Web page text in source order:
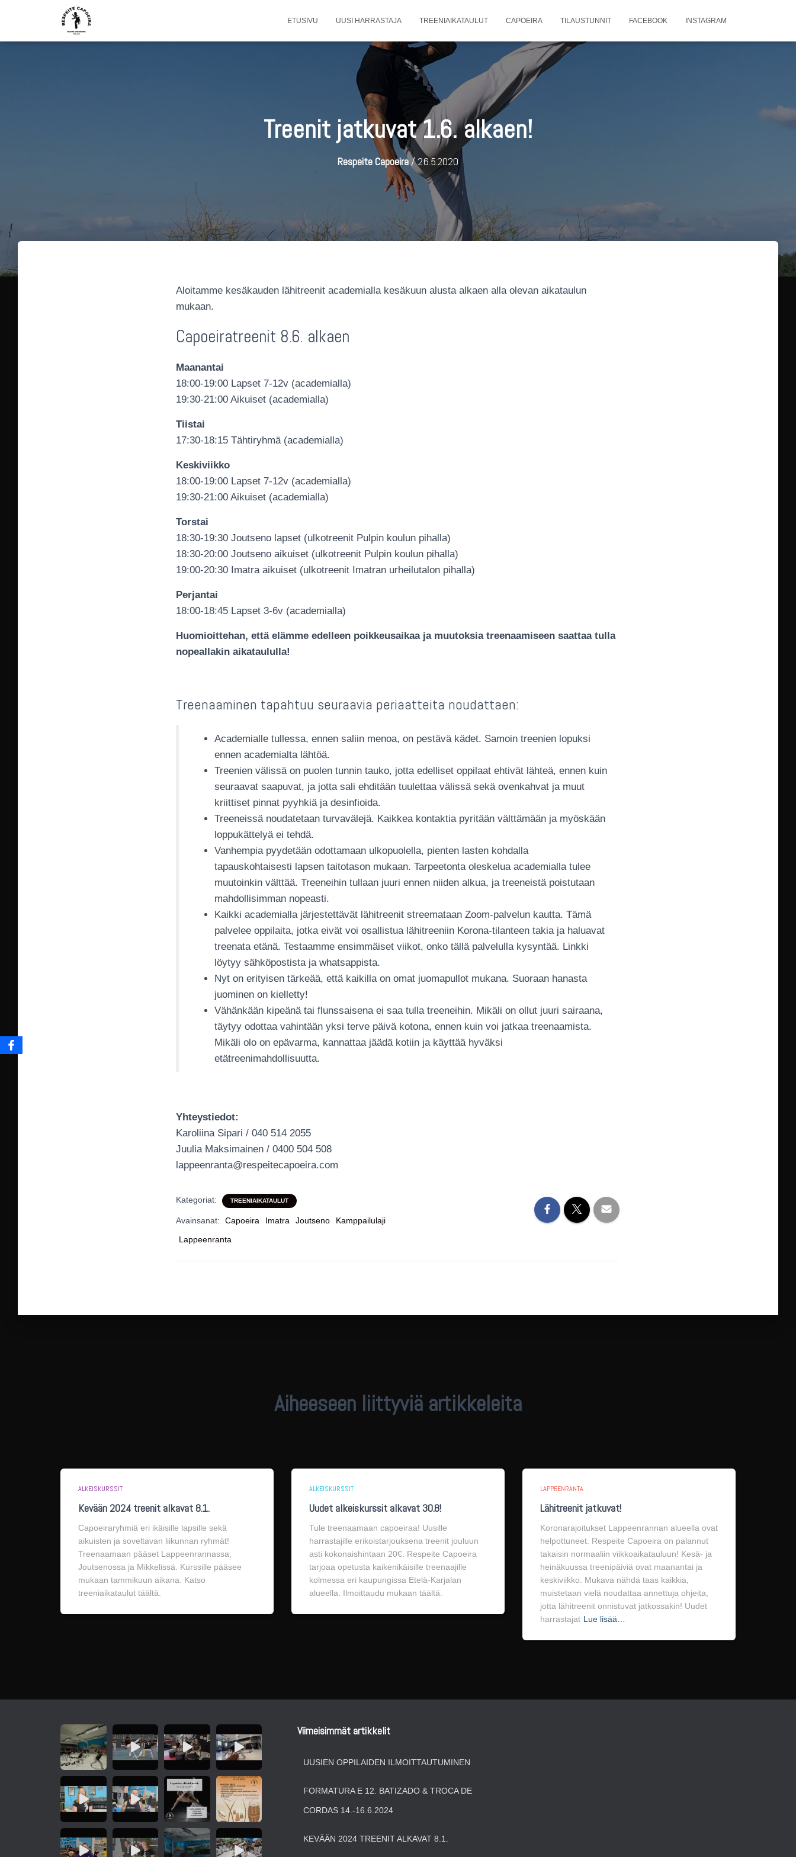
ETUSIVU UUSI HARRASTAJA TREENIAIKATAULUT CAPOEIRA TILAUSTUNNIT FACEBOOK INSTAGRAM
Treenit jatkuvat 1.6. alkaen!
Respeite Capoeira/26.5.2020
Aloitamme kesäkauden lähitreenit academialla kesäkuun alusta alkaen alla olevan aikataulun
mukaan.
Capoeiratreenit 8.6. alkaen
Maanantai
18:00-19:00 Lapset 7-12v (academialla)
19:30-21:00 Aikuiset (academialla)
Tiistai
17:30-18:15 Tähtiryhmä (academialla)
Keskiviikko
18:00-19:00 Lapset 7-12v (academialla)
19:30-21:00 Aikuiset (academialla)
Torstai
18:30-19:30 Joutseno lapset (ulkotreenit Pulpin koulun pihalla)
18:30-20:00 Joutseno aikuiset (ulkotreenit Pulpin koulun pihalla)
19:00-20:30 Imatra aikuiset (ulkotreenit Imatran urheilutalon pihalla)
Perjantai
18:00-18:45 Lapset 3-6v (academialla)
Huomioittehan, että elämme edelleen poikkeusaikaa ja muutoksia treenaamiseen saattaa tulla
nopeallakin aikataululla!
Treenaaminen tapahtuu seuraavia periaatteita noudattaen:
Academialle tullessa, ennen saliin menoa, on pestävä kädet. Samoin treenien lopuksi
ennen academialta lähtöä.
Treenien välissä on puolen tunnin tauko, jotta edelliset oppilaat ehtivät lähteä, ennen kuin
seuraavat saapuvat, ja jotta sali ehditään tuulettaa välissä sekä ovenkahvat ja muut
kriittiset pinnat pyyhkiä ja desinfioida.
Treeneissä noudatetaan turvavälejä. Kaikkea kontaktia pyritään välttämään ja myöskään
loppukättelyä ei tehdä.
Vanhempia pyydetään odottamaan ulkopuolella, pienten lasten kohdalla
tapauskohtaisesti lapsen taitotason mukaan. Tarpeetonta oleskelua academialla tulee
muutoinkin välttää. Treeneihin tullaan juuri ennen niiden alkua, ja treeneistä poistutaan
mahdollisimman nopeasti.
Kaikki academialla järjestettävät lähitreenit streemataan Zoom-palvelun kautta. Tämä
palvelee oppilaita, jotka eivät voi osallistua lähitreeniin Korona-tilanteen takia ja haluavat
treenata etänä. Testaamme ensimmäiset viikot, onko tällä palvelulla kysyntää. Linkki
löytyy sähköpostista ja whatsappista.
Nyt on erityisen tärkeää, että kaikilla on omat juomapullot mukana. Suoraan hanasta
juominen on kielletty!
Vähänkään kipeänä tai flunssaisena ei saa tulla treeneihin. Mikäli on ollut juuri sairaana,
täytyy odottaa vahintään yksi terve päivä kotona, ennen kuin voi jatkaa treenaamista.
Mikäli olo on epävarma, kannattaa jäädä kotiin ja käyttää hyväksi
etätreenimahdollisuutta.
Yhteystiedot:
Karoliina Sipari / 040 514 2055
Juulia Maksimainen / 0400 504 508
lappeenranta@respeitecapoeira.com
Kategoriat: TREENIAIKATAULUT
Avainsanat: Capoeira Imatra Joutseno
Kamppailulaji
Lappeenranta
Aiheeseen liittyviä artikkeleita
ALKEISKURSSIT
Kevään 2024 treenit alkavat 8.1.
Capoeiraryhmiä eri ikäisille lapsille sekä
aikuisten ja soveltavan liikunnan ryhmät!
Treenaamaan pääset Lappeenrannassa,
Joutsenossa ja Mikkelissä. Kurssille pääsee
mukaan tammikuun aikana. Katso
treeniaikataulut täältä.
ALKEISKURSSIT
Uudet alkeiskurssit alkavat 30.8!
Tule treenaamaan capoeiraa! Uusille
harrastajille erikoistarjouksena treenit jouluun
asti kokonaishintaan 20€. Respeite Capoeira
tarjoaa opetusta kaikenikäisille treenaajille
kolmessa eri kaupungissa Etelä-Karjalan
alueella. Ilmoittaudu mukaan täältä.
LAPPEENRANTA
Lähitreenit jatkuvat!
Koronarajoitukset Lappeenrannan alueella ovat
helpottuneet. Respeite Capoeira on palannut
takaisin normaaliin viikkoaikatauluun! Kesä- ja
heinäkuussa treenipäiviä ovat maanantai ja
keskiviikko. Mukava nähdä taas kaikkia,
muistetaan vielä noudattaa annettuja ohjeita,
jotta lähitreenit onnistuvat jatkossakin! Uudet
harrastajat Lue lisää…
Viimeisimmät artikkelit
UUSIEN OPPILAIDEN ILMOITTAUTUMINEN
FORMATURA E 12. BATIZADO & TROCA DE
CORDAS 14.-16.6.2024
KEVÄÄN 2024 TREENIT ALKAVAT 8.1.